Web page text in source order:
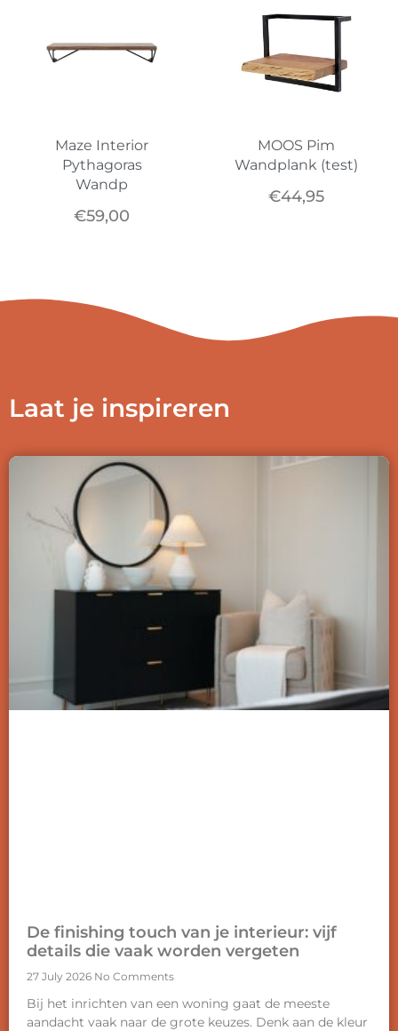
Maze Interior
Pythagoras
Wandp
€59,00
MOOS Pim
Wandplank (test)
€44,95
Laat je inspireren
De finishing touch van je interieur: vijf
details die vaak worden vergeten
27 July 2026 No Comments
Bij het inrichten van een woning gaat de meeste
aandacht vaak naar de grote keuzes. Denk aan de kleur